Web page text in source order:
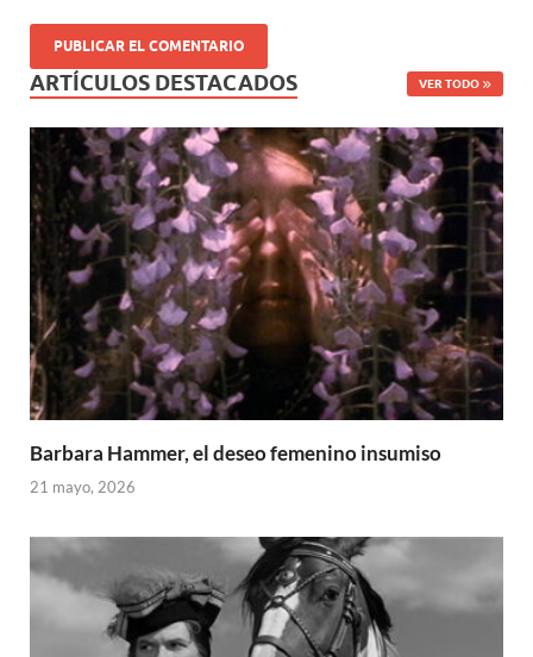
ARTÍCULOS DESTACADOS VER TODO
Barbara Hammer, el deseo femenino insumiso
21 mayo, 2026